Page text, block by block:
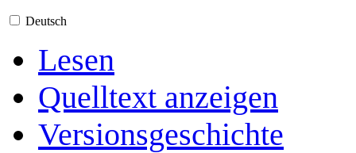
Deutsch
Lesen
Quelltext anzeigen
Versionsgeschichte